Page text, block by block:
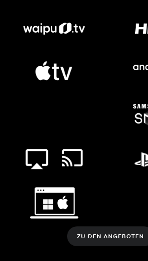
ZU DEN ANGEBOTEN